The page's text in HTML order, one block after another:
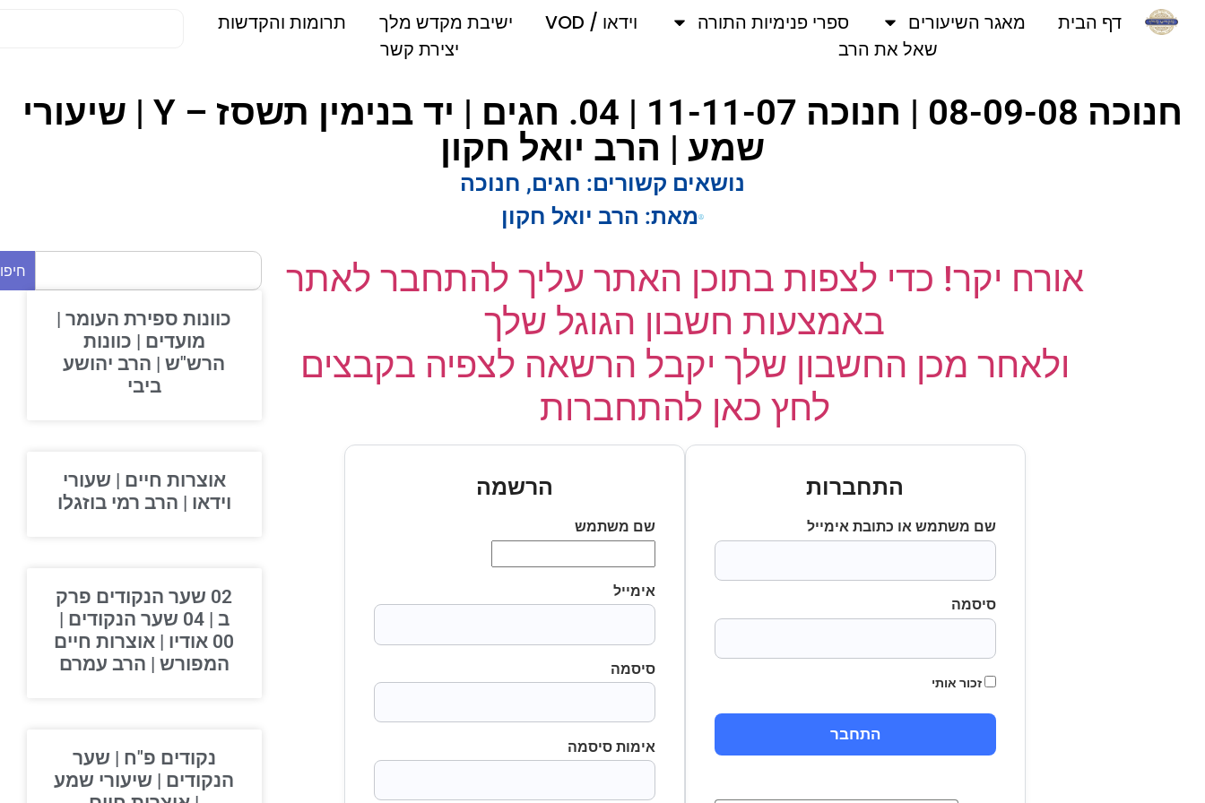
דף הבית מאגר השיעורים ספרי פנימיות התורה וידאו / VOD ישיבת מקדש מלך
תרומות והקדשות
שאל את הרב
יצירת קשר
חנוכה 08-09-08 | חנוכה 11-11-07 | 04. חגים | יד בנימין תשסז – Y | שיעורי
שמע | הרב יואל חקון
נושאים קשורים: חגים,חנוכה
מאת:הרב יואל חקון
אורח יקר! כדי לצפות בתוכן האתר עליך להתחבר לאתר
באמצעות חשבון הגוגל שלך
ולאחר מכן החשבון שלך יקבל הרשאה לצפיה בקבצים
לחץ כאן להתחברות
התחברות
שם משתמש או כתובת אימייל
סיסמה
זכור אותי
הרשמה
שם משתמש
אימייל
סיסמה
אימות סיסמה
חיפוש
כוונות ספירת העומר |
מועדים | כוונות
הרש"ש | הרב יהושע
ביבי
אוצרות חיים | שעורי
וידאו | הרב רמי בוזגלו
02 שער הנקודים פרק
ב | 04 שער הנקודים |
00 אודיו | אוצרות חיים
המפורש | הרב עמרם
נקודים פ"ח | שער
הנקודים | שיעורי שמע